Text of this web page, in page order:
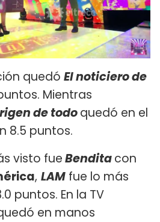
quedó El noticiero de
Mientras
de todoquedó en el
8.5 puntos.
visto fueBenditacon
, LAM fue lo más
puntos. En la TV
en manos